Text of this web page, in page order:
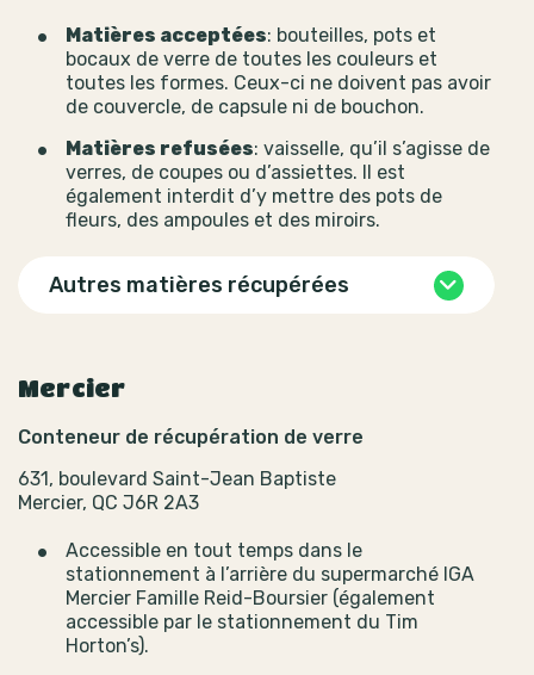
Matières acceptées: bouteilles, pots et
bocaux de verre de toutes les couleurs et
toutes les formes. Ceux-ci ne doivent pas avoir
de couvercle, de capsule ni de bouchon.
Matières refusées: vaisselle, qu’il s’agisse de
verres, de coupes ou d’assiettes. Il est
également interdit d’y mettre des pots de
fleurs, des ampoules et des miroirs.
Autres matières récupérées
Mercier
Conteneur de récupération de verre
631, boulevard Saint-Jean Baptiste
Mercier, QC J6R 2A3
Accessible en tout temps dans le
stationnement à l’arrière du supermarché IGA
Mercier Famille Reid-Boursier (également
accessible par le stationnement du Tim
Horton’s).